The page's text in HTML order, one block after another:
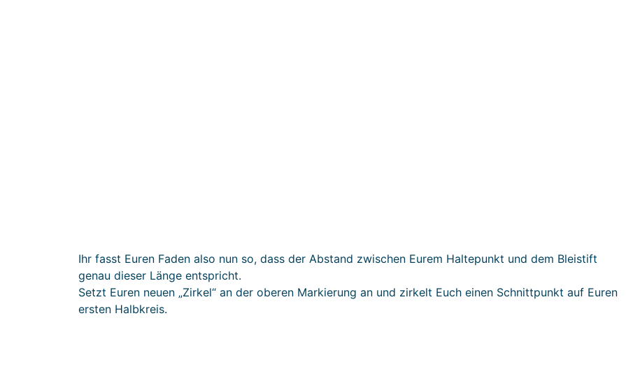
Ihr fasst Euren Faden also nun so, dass der Abstand zwischen Eurem Haltepunkt und dem Bleistift
genau dieser Länge entspricht.
Setzt Euren neuen „Zirkel“ an der oberen Markierung an und zirkelt Euch einen Schnittpunkt auf Euren
ersten Halbkreis.